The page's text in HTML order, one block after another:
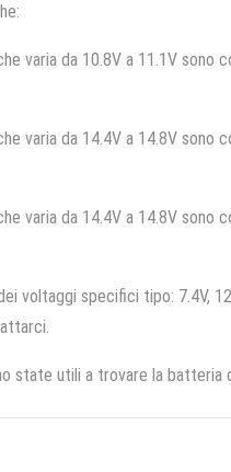
varia da 10.8V a 11.1V
varia da 14.4V a 14.8V
varia da 14.4V a 14.8V
voltaggi specifici tipo: 7.4V,
state utili a trovare la